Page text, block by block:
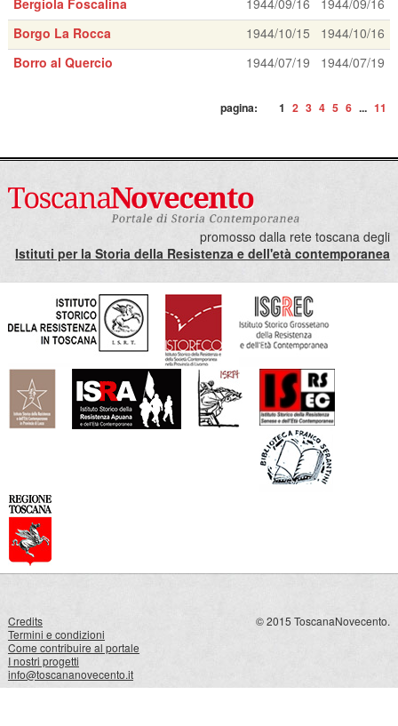
Bergiola Foscalina
1944/09/16
1944/09/16
Borgo La Rocca
1944/10/15
1944/10/16
Borro al Quercio
1944/07/19 1944/07/19
pagina: 1 2 3 4 5 6 ... 11
promosso dalla rete toscana degli
Istituti per la Storia della Resistenza e dell'età contemporanea
Credits
Termini e condizioni
Come contribuire al portale
I nostri progetti
info@toscananovecento.it
© 2015 ToscanaNovecento.